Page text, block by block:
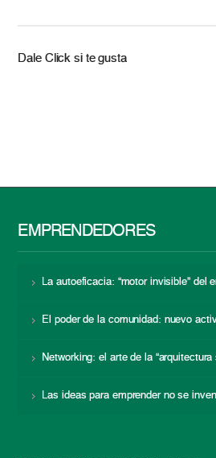
Dale Click si te gusta
EMPRENDEDORES
La autoeficacia: “motor invisible” del
El poder de la comunidad: nuevo
Networking: el arte de la “arquitectura
Las ideas para emprender no se